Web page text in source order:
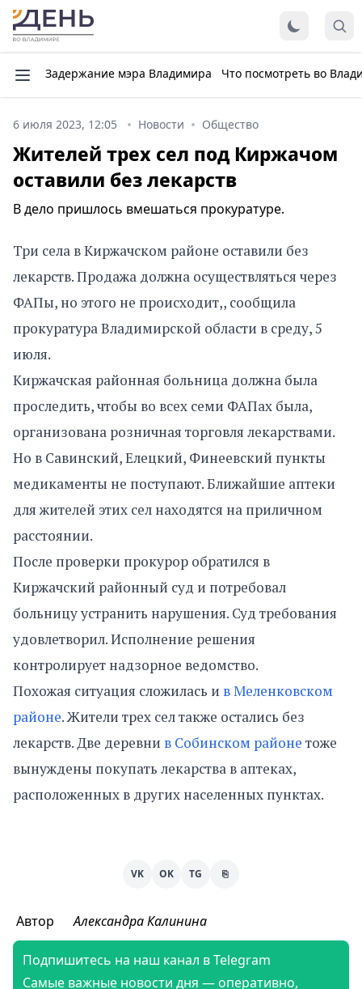
Задержание мэра Владимира Что посмотреть во
6 июля 2023, 12:05 Новости Общество
Жителей трех сел под Киржачом
оставили без лекарств
В дело пришлось вмешаться прокуратуре.
Три села в Киржачском районе оставили без
лекарств. Продажа должна осуществляться через
ФАПы, но этого не происходит,, сообщила
прокуратура Владимирской области в среду, 5
июля.
Киржачская районная больница должна была
проследить, чтобы во всех семи ФАПах была,
организована розничная торговля лекарствами.
Но в Савинский, Елецкий, Финеевский пункты
медикаменты не поступают. Ближайшие аптеки
для жителей этих сел находятся на приличном
расстоянии.
После проверки прокурор обратился в
Киржачский районный суд и потребовал
больницу устранить нарушения. Суд требования
удовлетворил. Исполнение решения
контролирует надзорное ведомство.
Похожая ситуация сложилась и в Меленковском
районе. Жители трех сел также остались без
лекарств. Две деревни в Собинском районе тоже
вынуждены покупать лекарства в аптеках,
расположенных в других населенных пунктах.
VK OK TG ⎘
Автор Александра Калинина
Подпишитесь на наш канал в Telegram
Самые важные новости дня — оперативно,